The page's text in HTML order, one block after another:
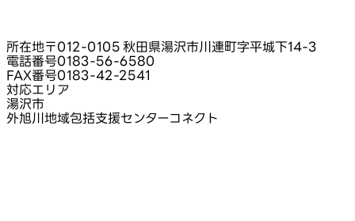
所在地〒012-0105 秋田県湯沢市川連町字平城下14‑3
電話番号0183-56-6580
FAX番号0183-42-2541
対応エリア
湯沢市
外旭川地域包括支援センターコネクト